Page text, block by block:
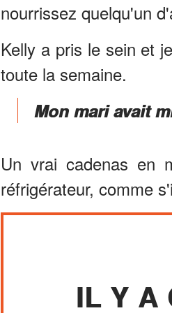
nourrissez quelqu'un
Kelly a pris le sein et
toute la semaine.
Mon mari avait
Un vrai cadenas en
réfrigérateur, comme
IL Y A